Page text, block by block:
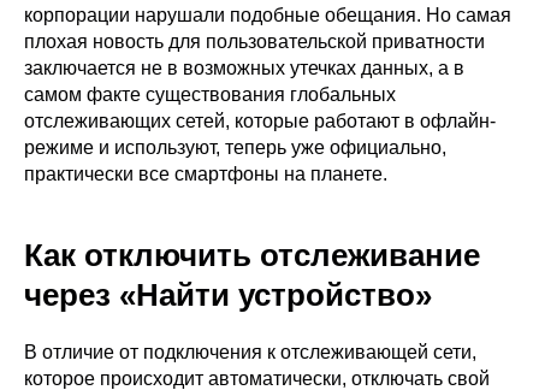
корпорации нарушали подобные обещания. Но самая
плохая новость для пользовательской приватности
заключается не в возможных утечках данных, а в
самом факте существования глобальных
отслеживающих сетей, которые работают в офлайн-
режиме и используют, теперь уже официально,
практически все смартфоны на планете.
Как отключить отслеживание
через «Найти устройство»
В отличие от подключения к отслеживающей сети,
которое происходит автоматически, отключать свой